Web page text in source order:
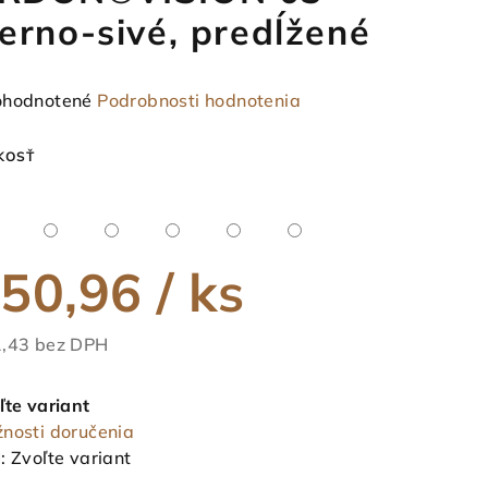
sivé, predĺžené
Podrobnosti hodnotenia
/ ks
bez DPH
variant
doručenia
Zvoľte variant